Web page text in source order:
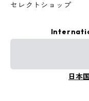
セレクトショップ
日本